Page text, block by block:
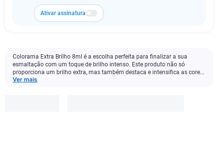
Ativar assinatura
Colorama Extra Brilho 8ml é a escolha perfeita para finalizar a sua
esmaltação com um toque de brilho intenso. Este produto não só
proporciona um brilho extra, mas também destaca e intensifica as core...
Ver mais